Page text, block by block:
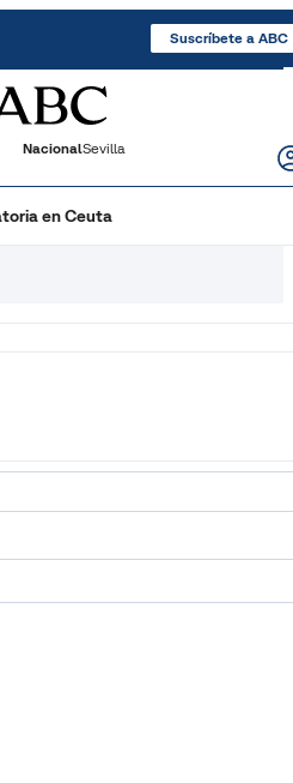
Suscríbete a ABC
NacionalSevilla
en Ceuta